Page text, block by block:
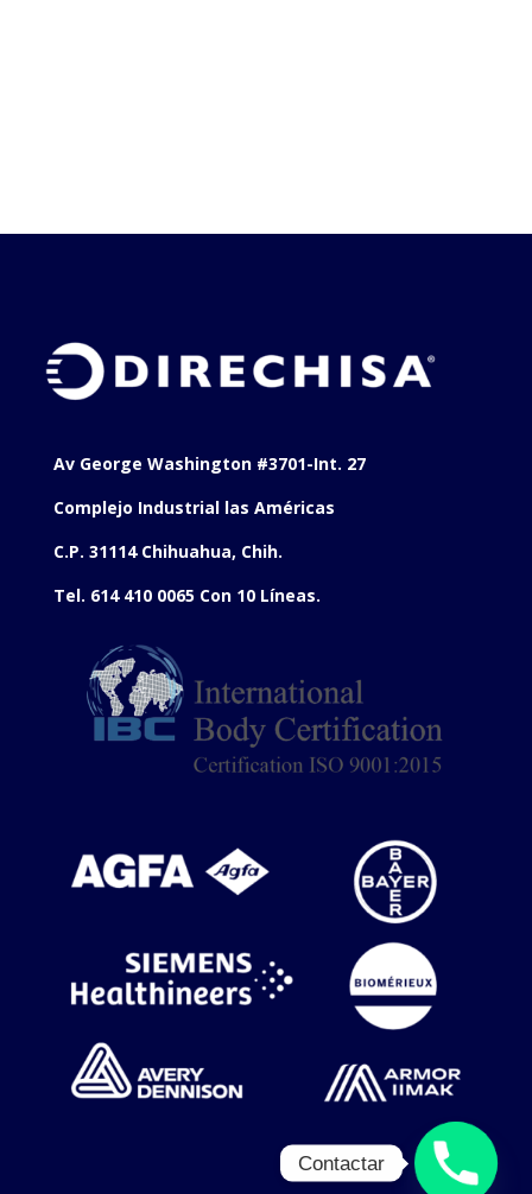
Av George Washington #3701-Int. 27
Complejo Industrial las Américas
C.P. 31114 Chihuahua, Chih.
Tel. 614 410 0065 Con 10 Líneas.
Contactar